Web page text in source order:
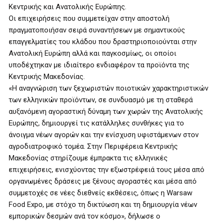
Κεντρικής και Ανατολικής Ευρώπης.
Οι επιχειρήσεις που συμμετείχαν στην αποστολή
πραγματοποιήσαν σειρά συναντήσεων με σημαντικούς
επαγγελματίες του κλάδου που δραστηριοποιούνται στην
Ανατολική Ευρώπη αλλά και παγκοσμίως, οι οποίοι
υποδέχτηκαν με ιδιαίτερο ενδιαφέρον τα προϊόντα της
Κεντρικής Μακεδονίας.
«Η αναγνώριση των ξεχωριστών ποιοτικών χαρακτηριστικών
των ελληνικών προϊόντων, σε συνδυασμό με τη σταθερά
αυξανόμενη αγοραστική δύναμη των χωρών της Ανατολικής
Ευρώπης, δημιουργεί τις κατάλληλες συνθήκες για το
άνοιγμα νέων αγορών και την ενίσχυση υφιστάμενων στον
αγροδιατροφικό τομέα. Στην Περιφέρεια Κεντρικής
Μακεδονίας στηρίζουμε έμπρακτα τις ελληνικές
επιχειρήσεις, ενισχύοντας την εξωστρέφειά τους μέσα από
οργανωμένες δράσεις με ξένους αγοραστές και μέσα από
συμμετοχές σε νέες διεθνείς εκθέσεις, όπως η Warsaw
Food Expo, με στόχο τη δικτύωση και τη δημιουργία νέων
εμπορικών δεσμών ανά τον κόσμο», δήλωσε ο